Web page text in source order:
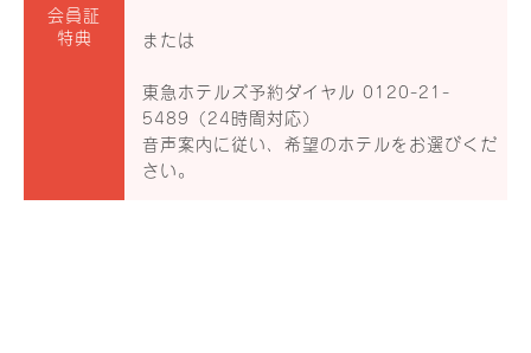
会員証
特典
または
東急ホテルズ予約ダイヤル 0120-21-
5489（24時間対応）
音声案内に従い、希望のホテルをお選びくだ
さい。